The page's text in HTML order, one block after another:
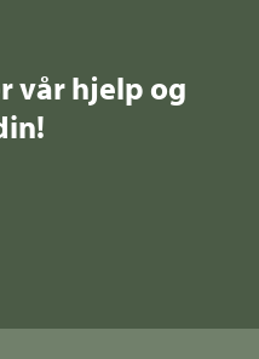
vår hjelp og